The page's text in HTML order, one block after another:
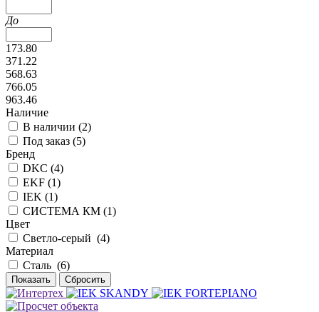
До
173.80
371.22
568.63
766.05
963.46
Наличие
В наличии (2)
Под заказ (5)
Бренд
DKC (4)
EKF (1)
IEK (1)
СИСТЕМА КМ (1)
Цвет
Светло-серый (4)
Материал
Сталь (6)